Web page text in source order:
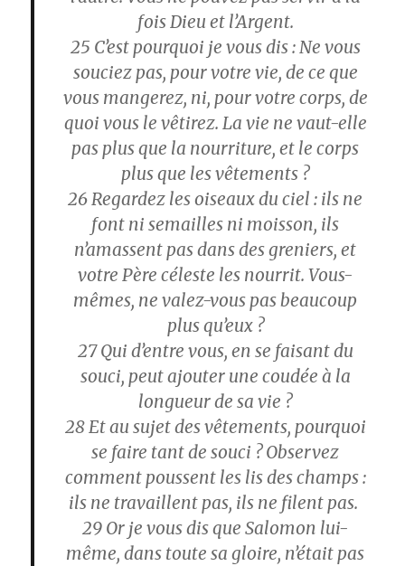
fois Dieu et l’Argent.
25 C’est pourquoi je vous dis : Ne vous
souciez pas, pour votre vie, de ce que
vous mangerez, ni, pour votre corps, de
quoi vous le vêtirez. La vie ne vaut-elle
pas plus que la nourriture, et le corps
plus que les vêtements ?
26Regardez les oiseaux du ciel : ils ne
font ni semailles ni moisson, ils
n’amassent pas dans des greniers, et
votre Père céleste les nourrit. Vous-
mêmes, ne valez-vous pas beaucoup
plus qu’eux ?
27Qui d’entre vous, en se faisant du
souci, peut ajouter une coudée à la
longueur de sa vie ?
28Et au sujet des vêtements, pourquoi
se faire tant de souci ? Observez
comment poussent les lis des champs :
ils ne travaillent pas, ils ne filent pas.
29 Or je vous dis que Salomon lui-
même, dans toute sa gloire, n’était pas